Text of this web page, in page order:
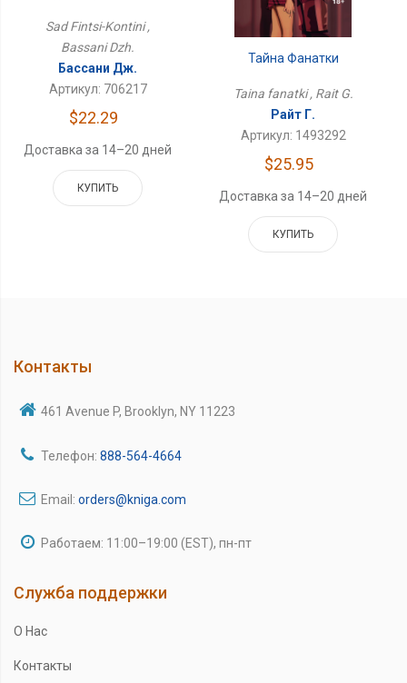
Sad Fintsi-Kontini ,
Bassani Dzh.
Бассани Дж.
Артикул: 706217
$22.29
Доставка за 14–20 дней
КУПИТЬ
Тайна Фанатки
Taina fanatki , Rait G.
Райт Г.
Артикул: 1493292
$25.95
Доставка за 14–20 дней
КУПИТЬ
Контакты
461 Avenue P, Brooklyn, NY 11223
Телефон: 888-564-4664
Email: orders@kniga.com
Работаем: 11:00–19:00 (EST), пн-пт
Служба поддержки
О Нас
Контакты